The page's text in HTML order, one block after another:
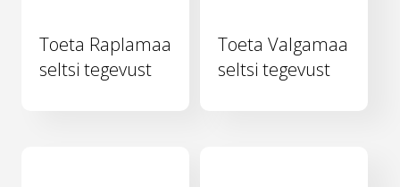
Toeta Raplamaa
seltsi tegevust
Toeta Valgamaa
seltsi tegevust